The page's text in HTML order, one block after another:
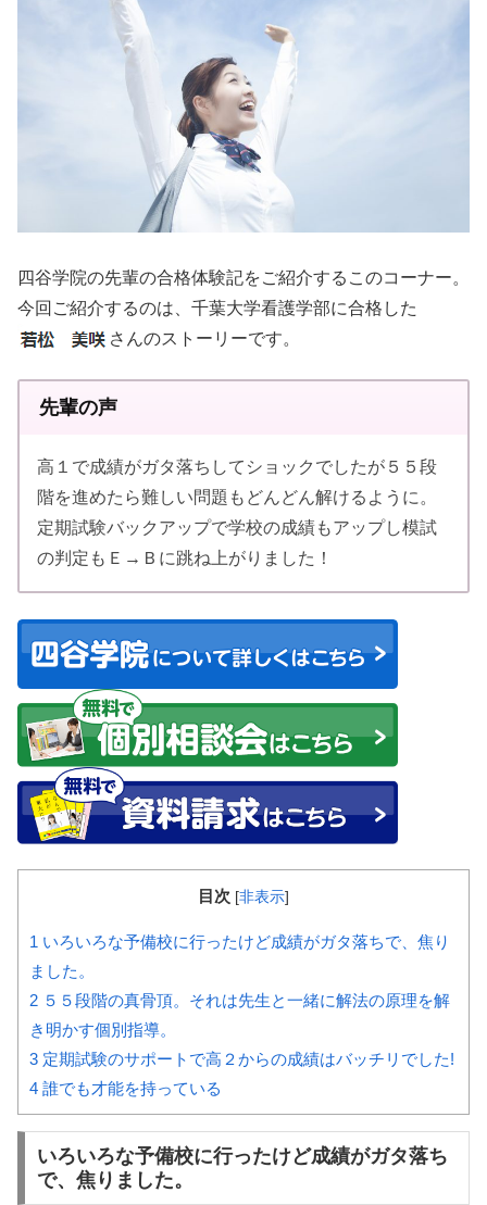
四谷学院の先輩の合格体験記をご紹介するこのコーナー。
今回ご紹介するのは、千葉大学看護学部に合格した
さんのストーリーです。
先輩の声
高１で成績がガタ落ちしてショックでしたが５５段
階を進めたら難しい問題もどんどん解けるように。
定期試験バックアップで学校の成績もアップし模試
の判定もＥ→Ｂに跳ね上がりました！
目次 [非表示]
1 いろいろな予備校に行ったけど成績がガタ落ちで、焦り
ました。
2 ５５段階の真骨頂。それは先生と一緒に解法の原理を解
き明かす個別指導。
3 定期試験のサポートで高２からの成績はバッチリでした!
4 誰でも才能を持っている
いろいろな予備校に行ったけど成績がガタ落ち
で、焦りました。